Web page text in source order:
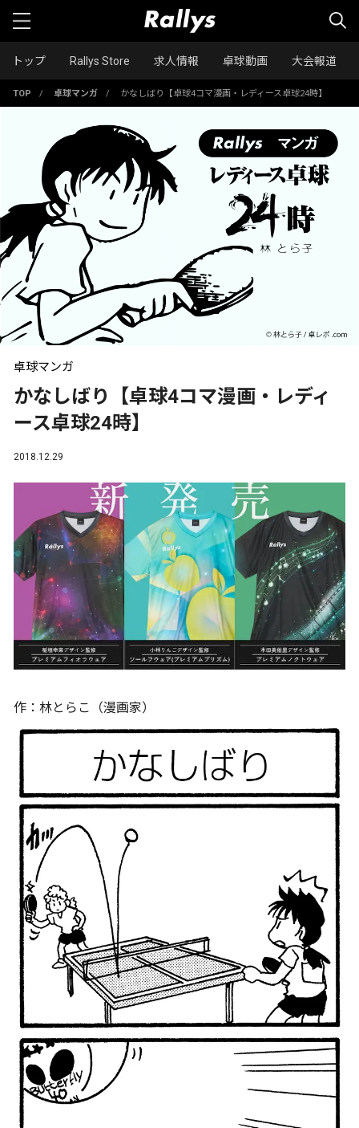
トップ Rallys Store 求人情報 卓球動画 大会報道
TOP / 卓球マンガ / かなしばり【卓球4コマ漫画・レディース卓球24時】
卓球マンガ
かなしばり【卓球4コマ漫画・レディ
ース卓球24時】
2018.12.29
作：林とらこ（漫画家）